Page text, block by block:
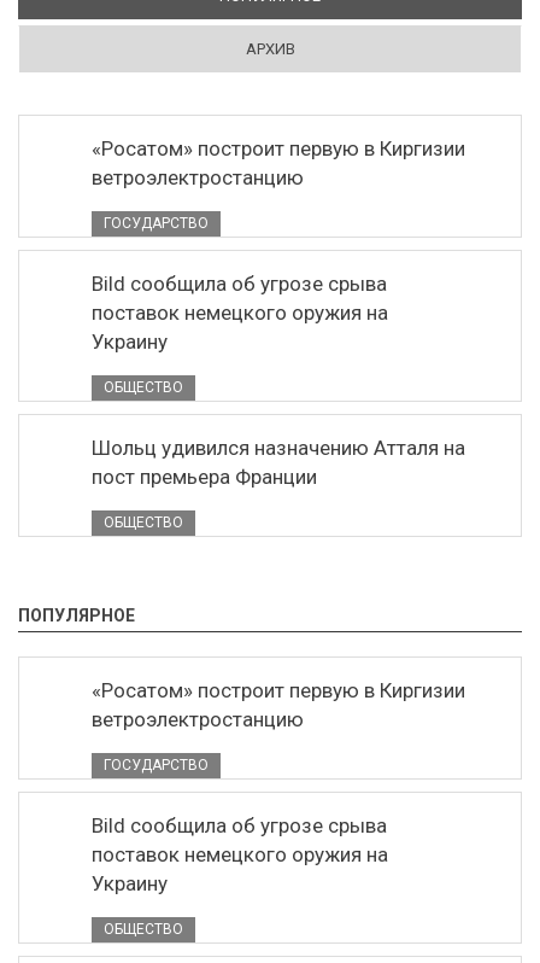
АРХИВ
«Росатом» построит первую в Киргизии
ветроэлектростанцию
ГОСУДАРСТВО
Bild сообщила об угрозе срыва
поставок немецкого оружия на
Украину
ОБЩЕСТВО
Шольц удивился назначению Атталя на
пост премьера Франции
ОБЩЕСТВО
ПОПУЛЯРНОЕ
«Росатом» построит первую в Киргизии
ветроэлектростанцию
ГОСУДАРСТВО
Bild сообщила об угрозе срыва
поставок немецкого оружия на
Украину
ОБЩЕСТВО